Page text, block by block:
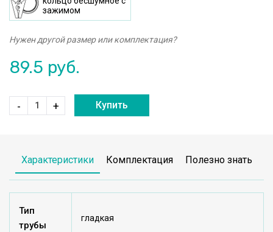
зажимом
Нужен другой размер или комплектация?
89.5 руб.
- + Купить
Характеристики Комплектация Полезно знать
Тип
трубы
гладкая